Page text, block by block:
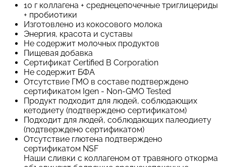
10 г коллагена + среднецепочечные триглицериды
+ пробиотики
Изготовлено из кокосового молока
Энергия, красота и суставы
Не содержит молочных продуктов
Пищевая добавка
Сертификат Certified B Corporation
Не содержит БФА
Отсутствие ГМО в составе подтверждено
сертификатом Igen - Non-GMO Tested
Продукт подходит для людей, соблюдающих
кетодиету (подтверждено сертификатом)
Подходит для людей, соблюдающих палеодиету
(подтверждено сертификатом)
Отсутствие глютена подтверждено
сертификатом NSF
Наши сливки с коллагеном от травяного откорма